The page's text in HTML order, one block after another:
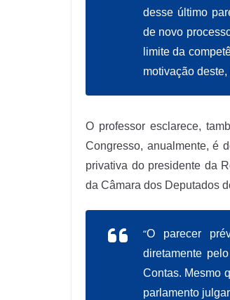
desse último
de novo
limite da
motivação deste,
O professor esclarece,
Congresso, anualmente, é
privativa do presidente da
da Câmara dos Deputados
“O parecer
diretamente
Contas. Mesmo
parlamento